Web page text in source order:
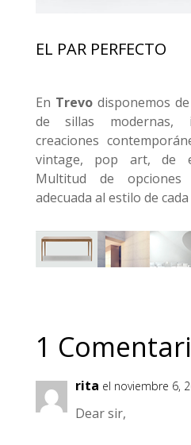
EL PAR PERFECTO
En Trevodisponemos
de sillas modernas,
creaciones
vintage, pop art, de
Multitud de
adecuada al estilo de
1
rita el noviembre 6,
Dear sir,